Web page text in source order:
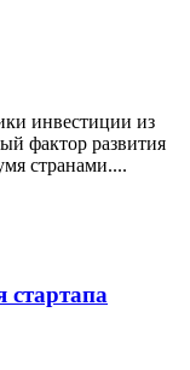
инвестиции из
фактор развития
странами....
стартапа